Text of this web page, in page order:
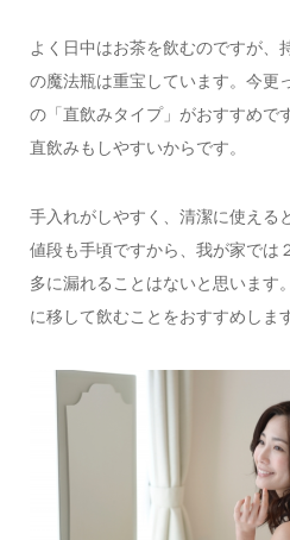
よく日中はお茶を飲むのですが、
の魔法瓶は重宝しています。今更
の「直飲みタイプ」がおすすめで
直飲みもしやすいからです。
手入れがしやすく、清潔に使える
値段も手頃ですから、我が家では
多に漏れることはないと思います
に移して飲むことをおすすめします